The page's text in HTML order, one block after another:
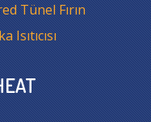
Tünel Fırın
Isıtıcısı